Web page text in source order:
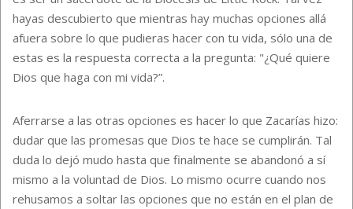
hayas descubierto que mientras hay muchas opciones allá
afuera sobre lo que pudieras hacer con tu vida, sólo una de
estas es la respuesta correcta a la pregunta: "¿Qué quiere
Dios que haga con mi vida?”.
Aferrarse a las otras opciones es hacer lo que Zacarías hizo:
dudar que las promesas que Dios te hace se cumplirán. Tal
duda lo dejó mudo hasta que finalmente se abandonó a sí
mismo a la voluntad de Dios. Lo mismo ocurre cuando nos
rehusamos a soltar las opciones que no están en el plan de